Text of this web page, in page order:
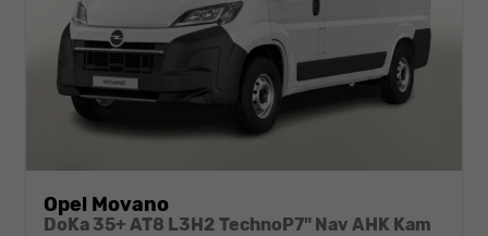
Opel Movano
DoKa 35+ AT8 L3H2 TechnoP7" Nav AHK Kam